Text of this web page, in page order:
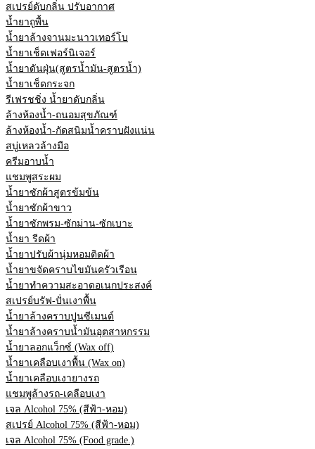
สเปรย์ดับกลิ่น ปรับอากาศ
น้ำยาถูพื้น
น้ำยาล้างจานมะนาวเทอร์โบ
น้ำยาเช็ดเฟอร์นิเจอร์
น้ำยาดันฝุ่น(สูตรน้ำมัน-สูตรน้ำ)
น้ำยาเช็ดกระจก
รีเฟรชชิ่ง น้ำยาดับกลิ่น
ล้างห้องน้ำ-ถนอมสุขภัณฑ์
ล้างห้องน้ำ-กัดสนิมน้ำคราบฝังแน่น
สบู่เหลวล้างมือ
ครีมอาบน้ำ
แชมพูสระผม
น้ำยาซักผ้าสูตรข้มข้น
น้ำยาซักผ้าขาว
น้ำยาซักพรม-ซักม่าน-ซักเบาะ
น้ำยา รีดผ้า
น้ำยาปรับผ้านุ่มหอมติดผ้า
น้ำยาขจัดคราบไขมันครัวเรือน
น้ำยาทำความสะอาดอเนกประสงค์
สเปรย์บรัฟ-ปั่นเงาพื้น
น้ำยาล้างคราบปูนซีเมนต์
น้ำยาล้างคราบน้ำมันอุตสาหกรรม
น้ำยาลอกแว็กซ์ (Wax off)
น้ำยาเคลือบเงาพื้น (Wax on)
น้ำยาเคลือบเงายางรถ
แชมพูล้างรถ-เคลือบเงา
เจล Alcohol 75% (สีฟ้า-หอม)
สเปรย์ Alcohol 75% (สีฟ้า-หอม)
เจล Alcohol 75% (Food grade.)